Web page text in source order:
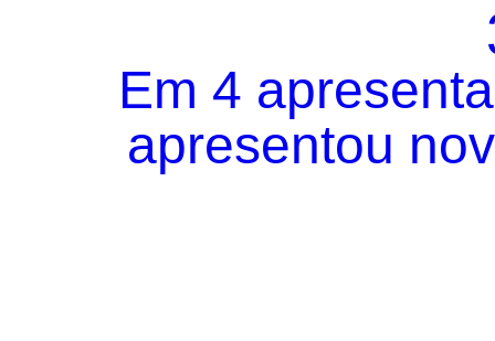
Em 4
apresentou